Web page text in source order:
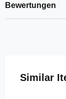
Bewertungen
Similar